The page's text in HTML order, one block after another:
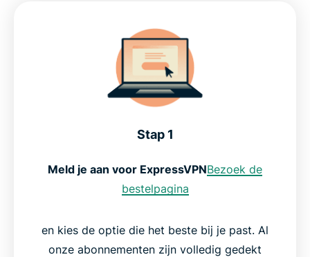
Stap 1
Meld je aan voor ExpressVPNBezoek de
bestelpagina
en kies de optie die het beste bij je past. Al
onze abonnementen zijn volledig gedekt